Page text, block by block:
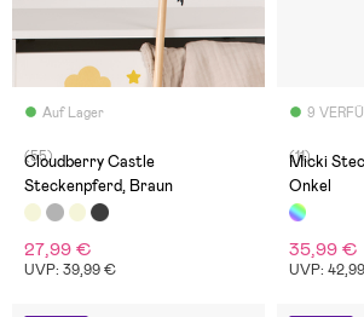
Auf Lager
(55)
Cloudberry Castle
Steckenpferd, Braun
27,99 €
UVP: 39,99 €
9
(11)
Micki
Onkel
35,99 €
UVP: